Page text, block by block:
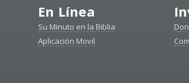
En Línea
Su Minuto en la Biblia
Aplicación Movil